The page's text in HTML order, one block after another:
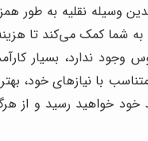
وسیله نقلیه به طور
شما کمک می‌کند تا
ندارد، بسیار
با نیازهای خود،
خواهید رسید و از